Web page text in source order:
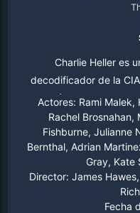
Charlie Heller es
decodificador de la
sótano de la sede
radicalmente cuando
terrorista en
niegan a tomar cartas
riendas y se embarca
mundo para localizar
puede ser el arma
Actores: Rami Malek,
Rachel
Fishburne, Julianne
Bernthal, Adrian
Gray, Kate
Director: James
Fecha